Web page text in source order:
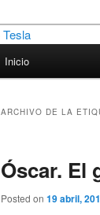
El
Porque siempre
Inicio
ARCHIVO DE LA
Óscar. El
Posted on 19 abril,